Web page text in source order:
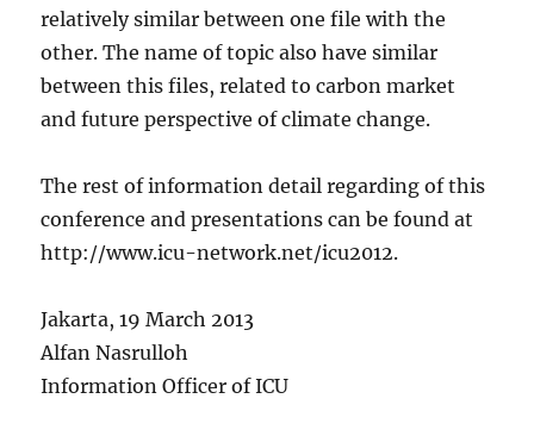
relatively similar between one file with the
other. The name of topic also have similar
between this files, related to carbon market
and future perspective of climate change.
The rest of information detail regarding of this
conference and presentations can be found at
http://www.icu-network.net/icu2012.
Jakarta, 19 March 2013
Alfan Nasrulloh
Information Officer of ICU